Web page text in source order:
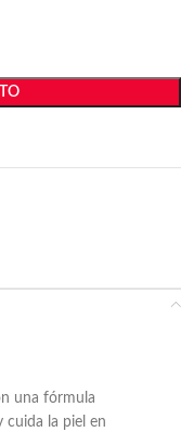
una fórmula
cuida la piel en